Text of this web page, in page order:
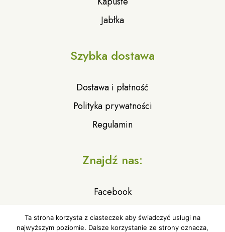
Jabłka
Szybka dostawa
Dostawa i płatność
Polityka prywatności
Regulamin
Znajdź nas:
Facebook
Ta strona korzysta z ciasteczek aby świadczyć usługi na
najwyższym poziomie. Dalsze korzystanie ze strony oznacza,